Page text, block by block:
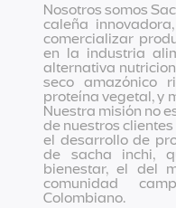
Nosotros somos
caleña
comercializar
en la industria
alternativa
seco amazónico
proteína vegetal, y
Nuestra misión no
de nuestros
el desarrollo de
de sacha inchi,
bienestar, el del
comunidad
Colombiano.